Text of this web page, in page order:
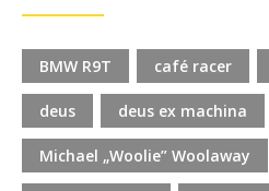
BMW R9T café racer
deus deus ex machina
Michael „Woolie” Woolaway